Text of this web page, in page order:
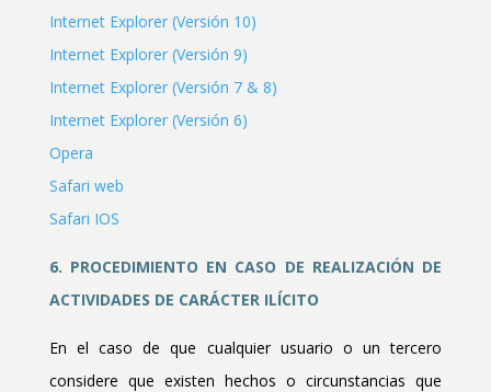
Internet Explorer (Versión 10)
Internet Explorer (Versión 9)
Internet Explorer (Versión 7 & 8)
Internet Explorer (Versión 6)
Opera
Safari web
Safari IOS
6. PROCEDIMIENTO EN CASO DE REALIZACIÓN DE
ACTIVIDADES DE CARÁCTER ILÍCITO
En el caso de que cualquier usuario o un tercero
considere que existen hechos o circunstancias que